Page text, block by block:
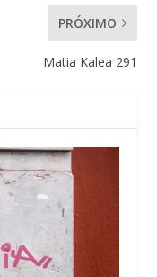
PRÓXIMO
Matia Kalea 291